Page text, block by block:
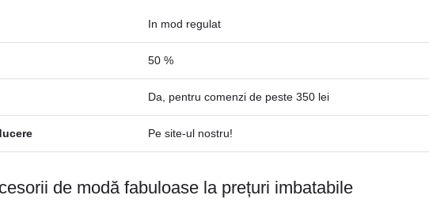
In mod regulat
50 %
Da, pentru comenzi de peste 350 lei
Pe site-ul nostru!
de modă fabuloase la prețuri imbatabile